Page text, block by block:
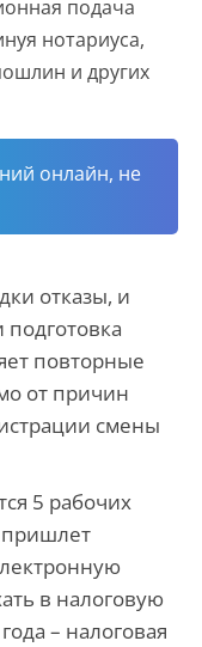
подача
нотариуса,
и других
онлайн, не
отказы, и
повторные
от причин
смены
5 рабочих
пришлет
в налоговую
– налоговая